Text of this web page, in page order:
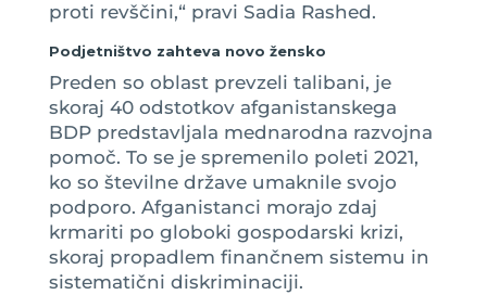
proti revščini,“ pravi Sadia Rashed.
Podjetništvo zahteva novo žensko
Preden so oblast prevzeli talibani, je
skoraj 40 odstotkov afganistanskega
BDP predstavljala mednarodna razvojna
pomoč. To se je spremenilo poleti 2021,
ko so številne države umaknile svojo
podporo. Afganistanci morajo zdaj
krmariti po globoki gospodarski krizi,
skoraj propadlem finančnem sistemu in
sistematični diskriminaciji.